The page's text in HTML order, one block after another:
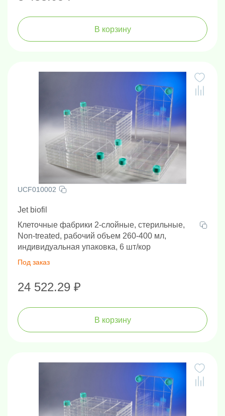
В корзину
UCF010002
Jet biofil
Клеточные фабрики 2-слойные, стерильные,
Non-treated, рабочий объем 260-400 мл,
индивидуальная упаковка, 6 шт/кор
Под заказ
24 522.29 ₽
В корзину